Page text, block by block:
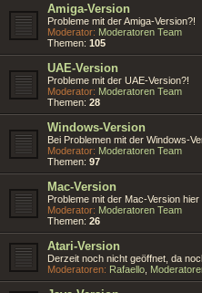
Amiga-Version
Probleme mit der Amiga-Version?!
Moderator: Moderatoren Team
Themen: 105
UAE-Version
Probleme mit der UAE-Version?!
Moderator: Moderatoren Team
Themen: 28
Windows-Version
Bei Problemen mit der Windows-
Moderator: Moderatoren Team
Themen: 97
Mac-Version
Probleme mit der Mac-Version hier
Moderator: Moderatoren Team
Themen: 26
Atari-Version
Derzeit noch nicht geöffnet, da
Moderatoren: Rafaello